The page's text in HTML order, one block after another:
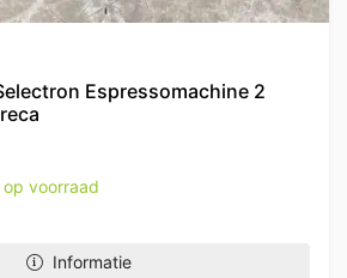
Espressomachine 2
voorraad
Informatie